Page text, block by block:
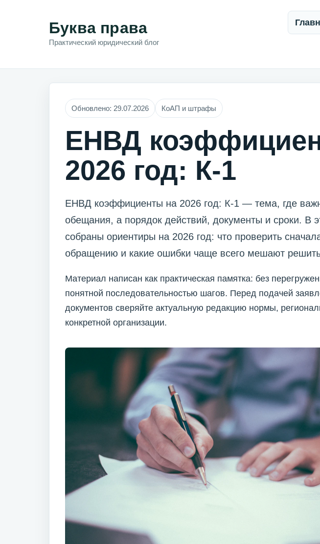
Буква права
Практический юридический блог
Обновлено: 29.07.2026 КоАП и штрафы
ЕНВД
2026 год: К-1
ЕНВД коэффициенты на 2026 год: К-1 — тема, где
обещания, а порядок действий, документы и сроки. В
собраны ориентиры на 2026 год: что проверить
обращению и какие ошибки чаще всего мешают
Материал написан как практическая памятка: без
понятной последовательностью шагов. Перед подачей
документов сверяйте актуальную редакцию нормы,
конкретной организации.